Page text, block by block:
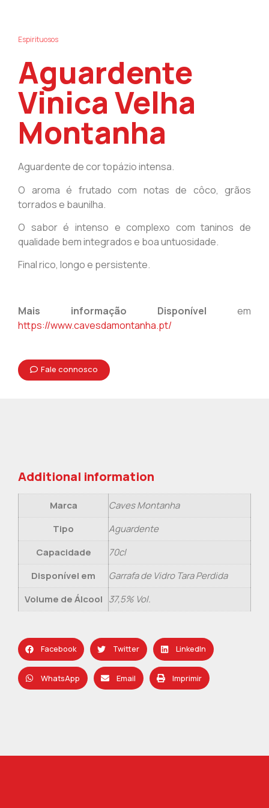
Espirituosos
Aguardente
Vinica Velha
Montanha
Aguardente de cor topázio intensa.
O aroma é frutado com notas de côco, grãos
torrados e baunilha.
O sabor é intenso e complexo com taninos de
qualidade bem integrados e boa untuosidade.
Final rico, longo e persistente.
Mais informação Disponível em
https://www.cavesdamontanha.pt/
Fale connosco
Additional information
Marca
Caves Montanha
Tipo
Aguardente
Capacidade
70cl
Disponível em
Garrafa de Vidro Tara Perdida
Volume de Álcool 37,5% Vol.
Facebook Twitter LinkedIn
WhatsApp Email Imprimir